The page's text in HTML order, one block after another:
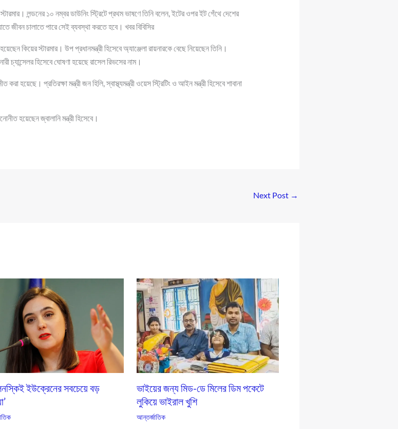
লন্ডনের ১০ নম্বর ডাউনিং স্ট্রিটে প্রথম ভাষণে তিনি বলেন, ইটের ওপর ইট গেঁথে দেশের
জীবন চালাতে পারে সেই ব্যবস্থা করতে হবে। খবর বিবিসির
কিয়ের স্টারমার। উপ প্রধানমন্ত্রী হিসেবে অ্যাঞ্জেলা রায়নারকে বেছে নিয়েছেন তিনি।
চ্যান্সেলর হিসেবে ঘোষণা হয়েছে রাসেল রিভসের নাম।
করা হয়েছে। প্রতিরক্ষা মন্ত্রী জন হিলি, স্বাস্থ্যমন্ত্রী ওয়েস স্ট্রিটিং ও আইন মন্ত্রী হিসেবে শাবানা
হয়েছেন জ্বালানি মন্ত্রী হিসেবে।
Next Post →
ইউক্রেনের সবচেয়ে বড়
ভাইয়ের জন্য মিড-ডে মিলের ডিম পকেটে
লুকিয়ে ভাইরাল খুশি
আন্তর্জাতিক